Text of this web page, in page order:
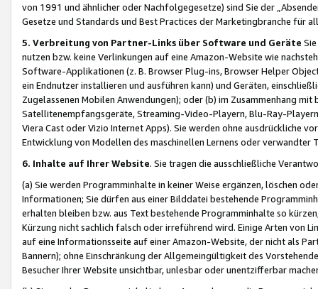
von 1991 und ähnlicher oder Nachfolgegesetze) sind Sie der
Gesetze und Standards und Best Practices der Marketingbranche für
5. Verbreitung von Partner-Links über Software und Geräte
nutzen bzw. keine Verlinkungen auf eine Amazon-Website wie
Software-Applikationen (z. B. Browser Plug-ins, Browser Helper
ein Endnutzer installieren und ausführen kann) und Geräten,
Zugelassenen Mobilen Anwendungen); oder (b) im Zusammenhang
Satellitenempfangsgeräte, Streaming-Video-Playern, Blu-Ray-
Viera Cast oder Vizio Internet Apps). Sie werden ohne ausdrückliche
Entwicklung von Modellen des maschinellen Lernens oder
6. Inhalte auf Ihrer Website. Sie tragen die ausschließliche
(a) Sie werden Programminhalte in keiner Weise ergänzen, löschen
Informationen; Sie dürfen aus einer Bilddatei bestehende
erhalten bleiben bzw. aus Text bestehende Programminhalte so
Kürzung nicht sachlich falsch oder irreführend wird. Einige Arten von
auf eine Informationsseite auf einer Amazon-Website, der nicht als
Bannern); ohne Einschränkung der Allgemeingültigkeit des
Besucher Ihrer Website unsichtbar, unlesbar oder unentzifferbar